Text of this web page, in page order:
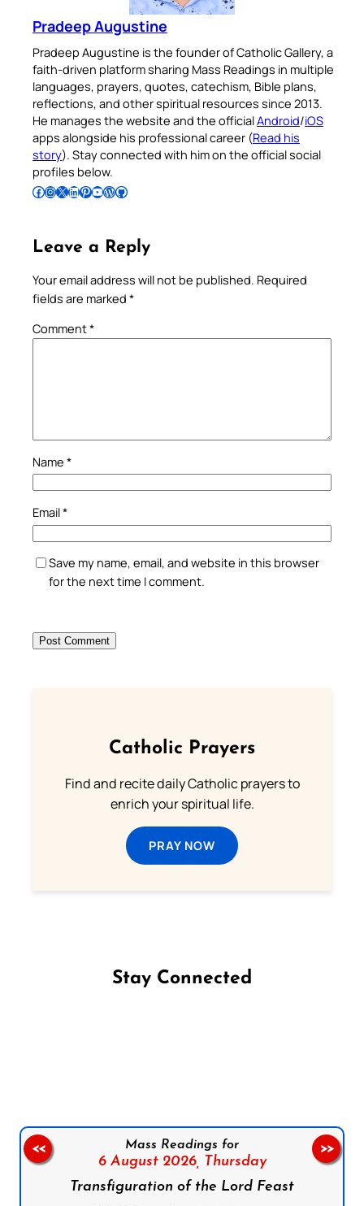
Pradeep Augustine
Pradeep Augustine is the founder of Catholic Gallery, a
faith-driven platform sharing Mass Readings in multiple
languages, prayers, quotes, catechism, Bible plans,
reflections, and other spiritual resources since 2013.
He manages the website and the officialAndroid/iOS
apps alongside his professional career (Read his
story). Stay connected with him on the official social
profiles below.
Follow Pradeep on Facebook Follow Pradeep on InstagramFollow Pradeep on X Follow Pradeep on LinkedIn Follow Pradeep on Pinterest Subscribe to Pradeep’s Youtube Channel Follow Pradeep on WordPress Follow Pradeep on GitHub
Leave a Reply
Your email address will not be published. Required
fields are marked *
Comment*
Name *
Email*
Save my name, email, and website in this browser
for the next time I comment.
Catholic Prayers
Find and recite daily Catholic prayers to
enrich your spiritual life.
PRAY NOW
Stay Connected
Mass Readings for
6 August 2026,
Thursday
Transfiguration of the Lord Feast
<< >>